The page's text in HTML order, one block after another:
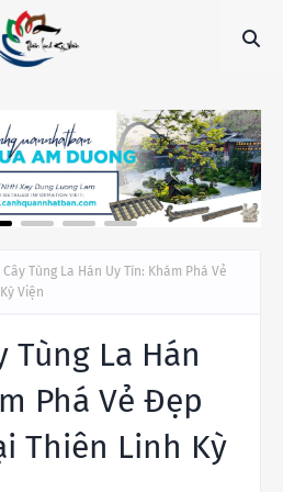
Cây Tùng La Hán Uy Tín: Khám Phá Vẻ
Viện
Tùng La Hán
Phá Vẻ Đẹp
Thiên Linh Kỳ